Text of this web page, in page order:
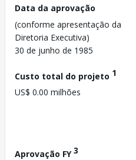
Data da aprovação
(conforme apresentação da
Diretoria Executiva)
30 de junho de 1985
Custo total do projeto 1
US$ 0.00 milhões
Aprovação FY3